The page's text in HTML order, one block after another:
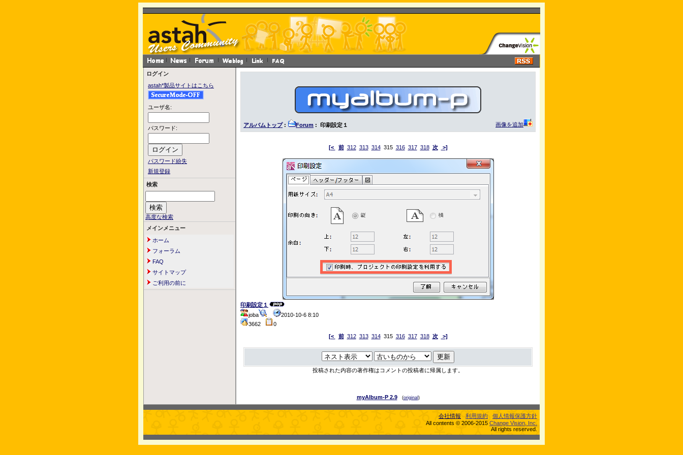
ログイン
astah*製品サイトはこちら
ユーザ名:
パスワード:
パスワード紛失
新規登録
検索
高度な検索
メインメニュー
ホーム
フォーラム
FAQ
サイトマップ
ご利用の前に
アルバムトップ: Forum : 印刷設定１ 画像を追加
[< 前 312 313 314315 316 317 318 次 >]
印刷設定１
joba
2010-10-6 8:10
3662
0
[<
前 312 313 314315 316 317 318 次 >]
投稿された内容の著作権はコメントの投稿者に帰属します。
myAlbum-P 2.9 (original )
会社情報 利用規約
個人情報保護方針
All contents © 2006-2015 Change Vision, Inc.
All rights reserved.